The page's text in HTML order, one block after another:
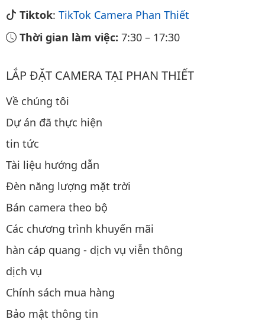
Tiktok: TikTok Camera Phan Thiết
Thời gian làm việc: 7:30 – 17:30
LẮP ĐẶT CAMERA TẠI PHAN THIẾT
Về chúng tôi
Dự án đã thực hiện
tin tức
Tài liệu hướng dẫn
Đèn năng lượng mặt trời
Bán camera theo bộ
Các chương trình khuyến mãi
hàn cáp quang - dịch vụ viễn thông
dịch vụ
Chính sách mua hàng
Bảo mật thông tin